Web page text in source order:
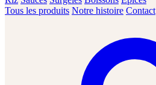
Tous les produits Notre histoire Contact